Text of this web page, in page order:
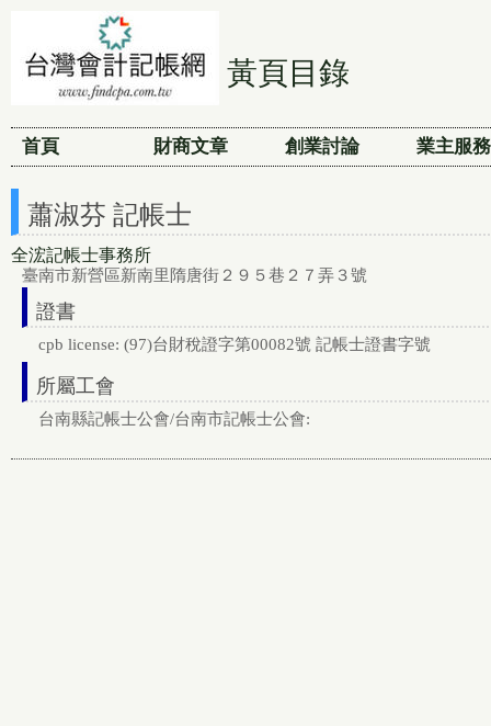
黃頁目錄
首頁 財商文章 創業討論 業主服務
蕭淑芬 記帳士
全浤記帳士事務所
臺南市新營區新南里隋唐街２９５巷２７弄３號
證書
cpb license: (97)台財稅證字第00082號 記帳士證書字號
所屬工會
台南縣記帳士公會/台南市記帳士公會: